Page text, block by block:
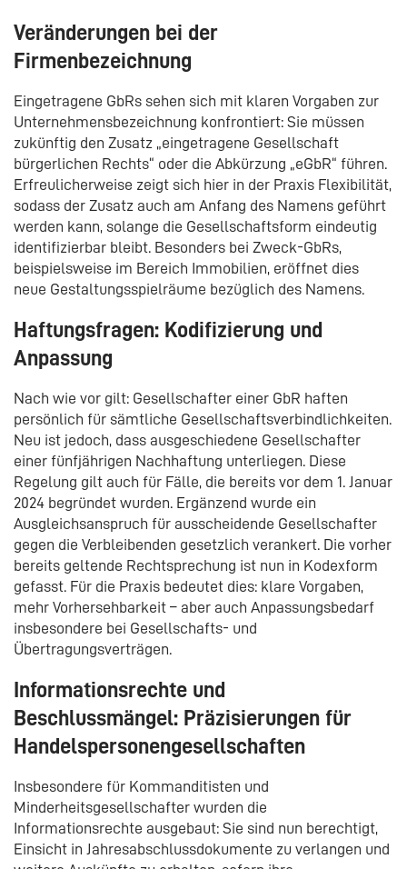
Veränderungen bei der
Firmenbezeichnung
Eingetragene GbRs sehen sich mit klaren Vorgaben zur
Unternehmensbezeichnung konfrontiert: Sie müssen
zukünftig den Zusatz „eingetragene Gesellschaft
bürgerlichen Rechts“ oder die Abkürzung „eGbR“ führen.
Erfreulicherweise zeigt sich hier in der Praxis Flexibilität,
sodass der Zusatz auch am Anfang des Namens geführt
werden kann, solange die Gesellschaftsform eindeutig
identifizierbar bleibt. Besonders bei Zweck-GbRs,
beispielsweise im Bereich Immobilien, eröffnet dies
neue Gestaltungsspielräume bezüglich des Namens.
Haftungsfragen: Kodifizierung und
Anpassung
Nach wie vor gilt: Gesellschafter einer GbR haften
persönlich für sämtliche Gesellschaftsverbindlichkeiten.
Neu ist jedoch, dass ausgeschiedene Gesellschafter
einer fünfjährigen Nachhaftung unterliegen. Diese
Regelung gilt auch für Fälle, die bereits vor dem 1. Januar
2024 begründet wurden. Ergänzend wurde ein
Ausgleichsanspruch für ausscheidende Gesellschafter
gegen die Verbleibenden gesetzlich verankert. Die vorher
bereits geltende Rechtsprechung ist nun in Kodexform
gefasst. Für die Praxis bedeutet dies: klare Vorgaben,
mehr Vorhersehbarkeit – aber auch Anpassungsbedarf
insbesondere bei Gesellschafts- und
Übertragungsverträgen.
Informationsrechte und
Beschlussmängel: Präzisierungen für
Handelspersonengesellschaften
Insbesondere für Kommanditisten und
Minderheitsgesellschafter wurden die
Informationsrechte ausgebaut: Sie sind nun berechtigt,
Einsicht in Jahresabschlussdokumente zu verlangen und